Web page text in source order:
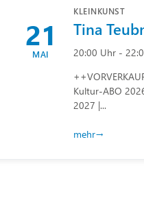
21
MAI
KLEINKUNST
Tina
20:00 Uhr -
Kultur-ABO
2027 |...
mehr